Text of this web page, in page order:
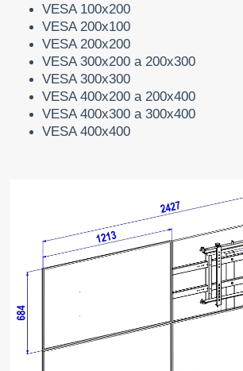
VESA 100x200
VESA 200x100
VESA 200x200
VESA 300x200 a 200x300
VESA 300x300
VESA 400x200 a 200x400
VESA 400x300 a 300x400
VESA 400x400